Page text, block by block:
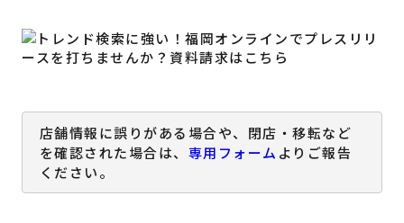
店舗情報に誤りがある場合や、閉店・移転など
を確認された場合は、 専用フォーム よりご報告
ください。